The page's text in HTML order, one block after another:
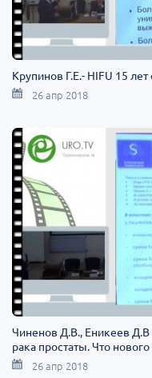
Крупинов Г.Е.- HIFU 15
26 апр 2018
Чиненов Д.В., Еникеев
рака простаты. Что нового
26 апр 2018